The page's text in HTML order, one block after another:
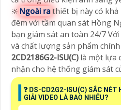
🔆 Ngoài rathiết bị này có
đêm với tầm quan sát Hồng
bạn giám sát an toàn 24/7
và chất lượng sản phẩm
2CD2186G2-ISU(C)là một lựa
nhận cho hệ thống giám sát
❓ DS-CD2G2-ISU(C) SẮC NÉT
GIẢI VIDEO LÀ BAO NHIÊU?